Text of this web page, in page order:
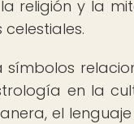
religión y la
en la
el